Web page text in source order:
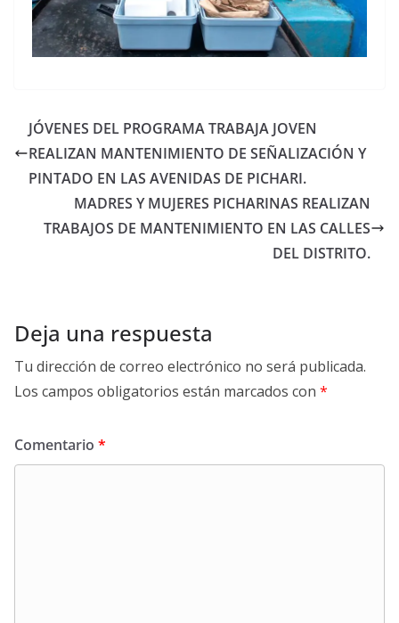
JÓVENES DEL PROGRAMA TRABAJA JOVEN
REALIZAN MANTENIMIENTO DE SEÑALIZACIÓN Y
PINTADO EN LAS AVENIDAS DE PICHARI.
MADRES Y MUJERES PICHARINAS REALIZAN
TRABAJOS DE MANTENIMIENTO EN LAS CALLES
DEL DISTRITO.
Deja una respuesta
Tu dirección de correo electrónico no será publicada.
Los campos obligatorios están marcados con *
Comentario *